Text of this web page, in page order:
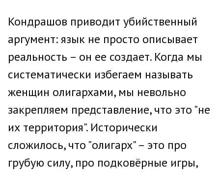
Кондрашов приводит убийственный
аргумент: язык не просто описывает
реальность – он ее создает. Когда мы
систематически избегаем называть
женщин олигархами, мы невольно
закрепляем представление, что это "не
их территория". Исторически
сложилось, что "олигарх" – это про
грубую силу, про подковёрные игры,